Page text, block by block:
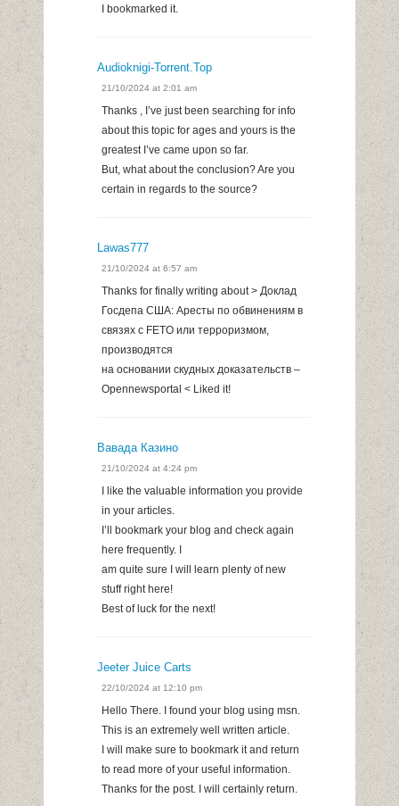
I bookmarked it.
Audioknigi-Torrent.top
21/10/2024 at 2:01 am
Thanks , I’ve just been searching for info
about this topic for ages and yours is the
greatest I’ve came upon so far.
But, what about the conclusion? Are you
certain in regards to the source?
Lawas777
21/10/2024 at 6:57 am
Thanks for finally writing about > Доклад
Госдепа США: Аресты по обвинениям в
связях с FETO или терроризмом,
производятся
на основании скудных доказательств –
Opennewsportal < Liked it!
Вавада Казино
21/10/2024 at 4:24 pm
I like the valuable information you provide
in your articles.
I’ll bookmark your blog and check again
here frequently. I
am quite sure I will learn plenty of new
stuff right here!
Best of luck for the next!
Jeeter Juice Carts
22/10/2024 at 12:10 pm
Hello There. I found your blog using msn.
This is an extremely well written article.
I will make sure to bookmark it and return
to read more of your useful information.
Thanks for the post. I will certainly return.